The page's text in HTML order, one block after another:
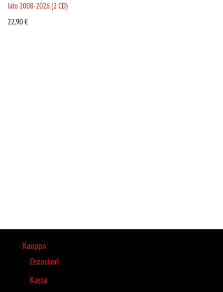
lato 2008-2026 (2 CD)
22,90€
Kauppa
Ostoskori
Kassa